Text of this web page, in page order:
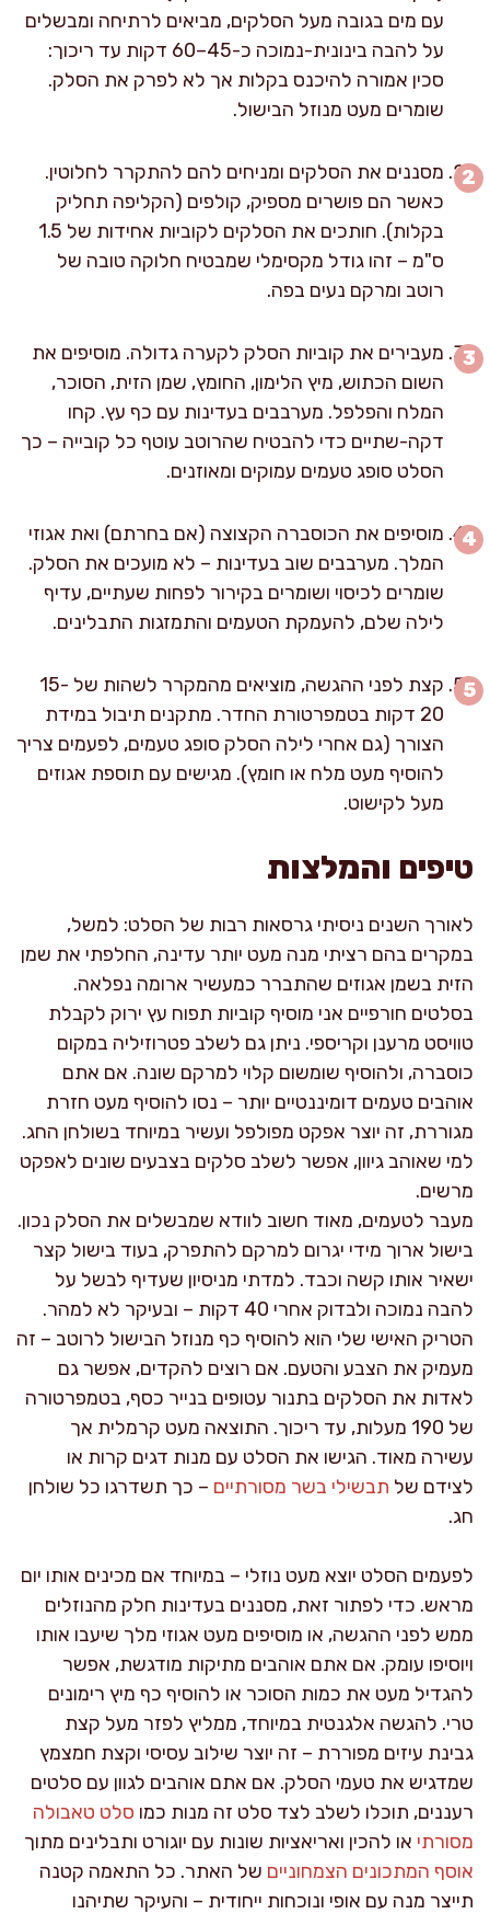
עם מים בגובה מעל הסלקים, מביאים לרתיחה ומבשלים
על להבה בינונית-נמוכה כ-45–60 דקות עד ריכוך:
סכין אמורה להיכנס בקלות אך לא לפרק את הסלק.
שומרים מעט מנוזל הבישול.
מסננים את הסלקים ומניחים להם להתקרר לחלוטין.
כאשר הם פושרים מספיק, קולפים (הקליפה תחליק
בקלות). חותכים את הסלקים לקוביות אחידות של 1.5
ס"מ – זהו גודל מקסימלי שמבטיח חלוקה טובה של
רוטב ומרקם נעים בפה.
מעבירים את קוביות הסלק לקערה גדולה. מוסיפים את
השום הכתוש, מיץ הלימון, החומץ, שמן הזית, הסוכר,
המלח והפלפל. מערבבים בעדינות עם כף עץ. קחו
דקה-שתיים כדי להבטיח שהרוטב עוטף כל קובייה – כך
הסלט סופג טעמים עמוקים ומאוזנים.
מוסיפים את הכוסברה הקצוצה (אם בחרתם) ואת אגוזי
המלך. מערבבים שוב בעדינות – לא מועכים את הסלק.
שומרים לכיסוי ושומרים בקירור לפחות שעתיים, עדיף
לילה שלם, להעמקת הטעמים והתמזגות התבלינים.
קצת לפני ההגשה, מוציאים מהמקרר לשהות של 15-
20 דקות בטמפרטורת החדר. מתקנים תיבול במידת
הצורך (גם אחרי לילה הסלק סופג טעמים, לפעמים צריך
להוסיף מעט מלח או חומץ). מגישים עם תוספת אגוזים
מעל לקישוט.
טיפים והמלצות
לאורך השנים ניסיתי גרסאות רבות של הסלט: למשל,
במקרים בהם רציתי מנה מעט יותר עדינה, החלפתי את שמן
הזית בשמן אגוזים שהתברר כמעשיר ארומה נפלאה.
בסלטים חורפיים אני מוסיף קוביות תפוח עץ ירוק לקבלת
טוויסט מרענן וקריספי. ניתן גם לשלב פטרוזיליה במקום
כוסברה, ולהוסיף שומשום קלוי למרקם שונה. אם אתם
אוהבים טעמים דומיננטיים יותר – נסו להוסיף מעט חזרת
מגוררת, זה יוצר אפקט מפולפל ועשיר במיוחד בשולחן החג.
למי שאוהב גיוון, אפשר לשלב סלקים בצבעים שונים לאפקט
מרשים.
מעבר לטעמים, מאוד חשוב לוודא שמבשלים את הסלק נכון.
בישול ארוך מידי יגרום למרקם להתפרק, בעוד בישול קצר
ישאיר אותו קשה וכבד. למדתי מניסיון שעדיף לבשל על
להבה נמוכה ולבדוק אחרי 40 דקות – ובעיקר לא למהר.
הטריק האישי שלי הוא להוסיף כף מנוזל הבישול לרוטב – זה
מעמיק את הצבע והטעם. אם רוצים להקדים, אפשר גם
לאדות את הסלקים בתנור עטופים בנייר כסף, בטמפרטורה
של 190 מעלות, עד ריכוך. התוצאה מעט קרמלית אך
עשירה מאוד. הגישו את הסלט עם מנות דגים קרות או
לצידם של תבשילי בשר מסורתיים – כך תשדרגו כל שולחן
חג.
לפעמים הסלט יוצא מעט נוזלי – במיוחד אם מכינים אותו יום
מראש. כדי לפתור זאת, מסננים בעדינות חלק מהנוזלים
ממש לפני ההגשה, או מוסיפים מעט אגוזי מלך שיעבו אותו
ויוסיפו עומק. אם אתם אוהבים מתיקות מודגשת, אפשר
להגדיל מעט את כמות הסוכר או להוסיף כף מיץ רימונים
טרי. להגשה אלגנטית במיוחד, ממליץ לפזר מעל קצת
גבינת עיזים מפוררת – זה יוצר שילוב עסיסי וקצת חמצמץ
שמדגיש את טעמי הסלק. אם אתם אוהבים לגוון עם סלטים
רעננים, תוכלו לשלב לצד סלט זה מנות כמו סלט טאבולה
מסורתי או להכין ואריאציות שונות עם יוגורט ותבלינים מתוך
אוסף המתכונים הצמחוניים של האתר. כל התאמה קטנה
תייצר מנה עם אופי ונוכחות ייחודית – והעיקר שתיהנו